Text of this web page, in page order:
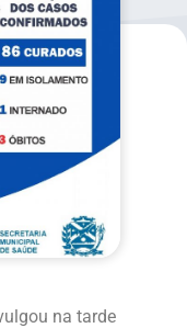
na tarde